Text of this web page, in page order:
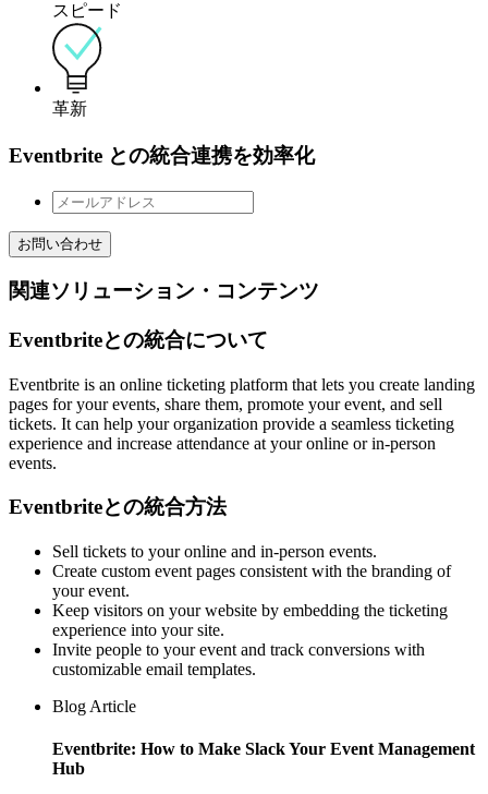
スピード
革新
Eventbrite との統合連携を効率化
お問い合わせ
関連ソリューション・コンテンツ
Eventbriteとの統合について
Eventbrite is an online ticketing platform that lets you create landing
pages for your events, share them, promote your event, and sell
tickets. It can help your organization provide a seamless ticketing
experience and increase attendance at your online or in-person
events.
Eventbriteとの統合方法
Sell tickets to your online and in-person events.
Create custom event pages consistent with the branding of
your event.
Keep visitors on your website by embedding the ticketing
experience into your site.
Invite people to your event and track conversions with
customizable email templates.
Blog Article
Eventbrite: How to Make Slack Your Event Management
Hub